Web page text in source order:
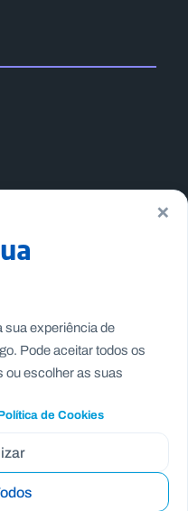
×
experiência de
Pode aceitar todos os
escolher as suas
de Cookies